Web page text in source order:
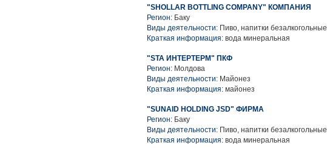
"SHOLLAR BOTTLING COMPANY" КОМПАНИЯ
Регион: Баку
Виды деятельности: Пиво, напитки безалкогольные
Краткая информация: вода минеральная
"STA ИНТЕРТЕРМ" ПКФ
Регион: Молдова
Виды деятельности: Майонез
Краткая информация: майонез
"SUNAID HOLDING JSD" ФИРМА
Регион: Баку
Виды деятельности: Пиво, напитки безалкогольные
Краткая информация: вода минеральная